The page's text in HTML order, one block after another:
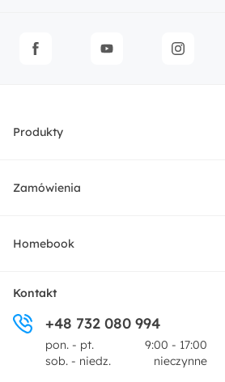
Produkty
Meble
Dekoracje i akcesoria
Zamówienia
Dostawa
Zwroty
Pytania i odpowiedzi
Homebook
O nas
Centrum prasowe
Kontakt
+48 732 080 994
pon. - pt.
9:00 - 17:00
sob. - niedz.
nieczynne